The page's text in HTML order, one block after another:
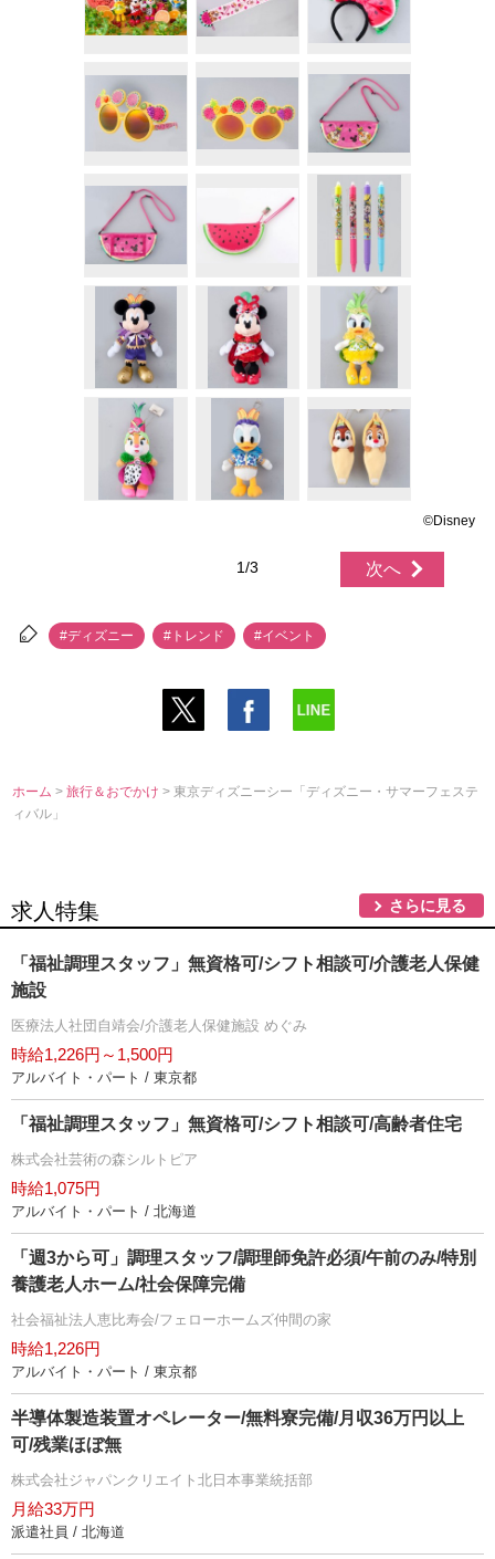
©Disney
次へ
1/3
#ディズニー #トレンド #イベント
ホーム >旅行＆おでかけ> 東京ディズニーシー「ディズニー・サマーフェステ
ィバル」
求人特集 さらに見る
「福祉調理スタッフ」無資格可/シフト相談可/介護老人保健
施設
医療法人社団自靖会/介護老人保健施設 めぐみ
時給1,226円～1,500円
アルバイト・パート / 東京都
「福祉調理スタッフ」無資格可/シフト相談可/高齢者住宅
株式会社芸術の森シルトピア
時給1,075円
アルバイト・パート / 北海道
「週3から可」調理スタッフ/調理師免許必須/午前のみ/特別
養護老人ホーム/社会保障完備
社会福祉法人恵比寿会/フェローホームズ仲間の家
時給1,226円
アルバイト・パート / 東京都
半導体製造装置オペレーター/無料寮完備/月収36万円以上
可/残業ほぼ無
株式会社ジャパンクリエイト北日本事業統括部
月給33万円
派遣社員 / 北海道